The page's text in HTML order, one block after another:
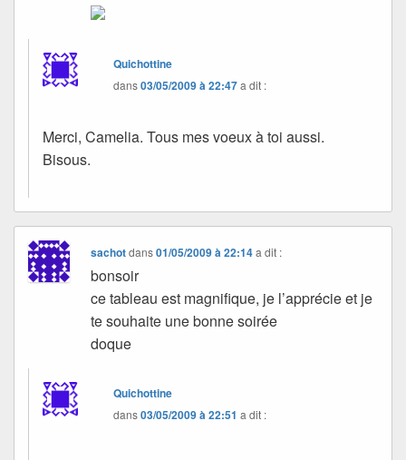
Quichottine
dans03/05/2009 à 22:47a dit :
Merci, Camelia. Tous mes voeux à toi aussi.
Bisous.
sachotdans01/05/2009 à 22:14 a dit :
bonsoir
ce tableau est magnifique, je l’apprécie et je
te souhaite une bonne soirée
doque
Quichottine
dans03/05/2009 à 22:51 a dit :